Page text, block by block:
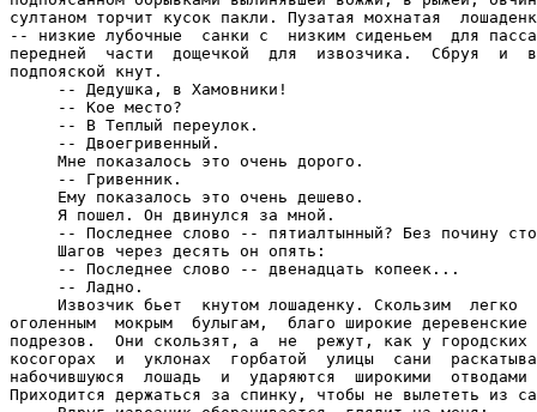
султаном торчит кусок пакли. Пузатая мохнатая
-- низкие лубочные  санки с  низким сиденьем  для
передней  части  дощечкой  для  извозчика.  Сбруя  и
подпояской кнут.
     -- Дедушка, в Хамовники!
     -- Кое место?
     -- В Теплый переулок.
     -- Двоегривенный.
     Мне показалось это очень дорого.
     -- Гривенник.
     Ему показалось это очень дешево.
     Я пошел. Он двинулся за мной.
-- Последнее слово -- пятиалтынный? Без почину
     Шагов через десять он опять:
     -- Последнее слово -- двенадцать копеек...
     -- Ладно.
Извозчик бьет  кнутом лошаденку. Скользим  легко
оголенным  мокрым  булыгам,  благо широкие деревенские
подрезов.  Они скользят, а  не  режут, как у
косогорах  и  уклонах  горбатой  улицы  сани
набочившуюся  лошадь  и  ударяются  широкими
Приходится держаться за спинку, чтобы не вылететь из